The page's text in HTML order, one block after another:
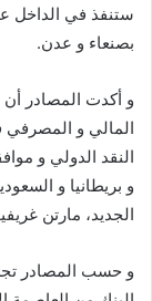
ستنفذ في الداخل
بصنعاء و عدن.
و أكدت المصادر
المالي و
النقد الدولي و
و بريطانيا و
الجديد، مارتن
و حسب المصادر